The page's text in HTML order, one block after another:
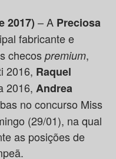
2017) – A Preciosa
fabricante e
checospremium,
2016, Raquel
2016, Andrea
no concurso Miss
(29/01), na qual
as posições de